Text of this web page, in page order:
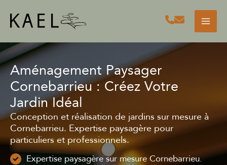
Aménagement Paysager
Cornebarrieu : Créez Votre
Jardin Idéal
Conception et réalisation de jardins sur mesure à
Cornebarrieu. Expertise paysagère pour
particuliers et professionnels.
Expertise paysagère sur mesure Cornebarrieu.